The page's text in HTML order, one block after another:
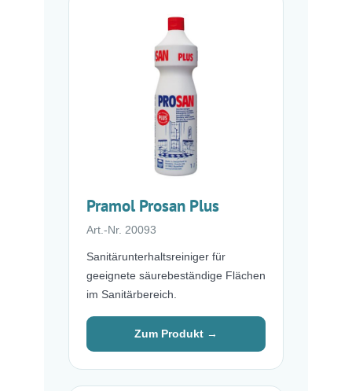
Pramol Prosan Plus
Art.-Nr. 20093
Sanitärunterhaltsreiniger für
geeignete säurebeständige Flächen
im Sanitärbereich.
Zum Produkt →